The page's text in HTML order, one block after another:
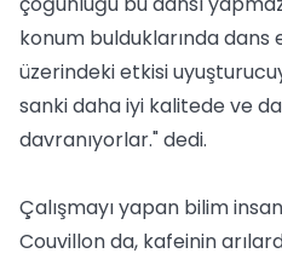
konum bulduklarında dans
üzerindeki etkisi
sanki daha iyi kalitede ve
davranıyorlar." dedi.
Çalışmayı yapan bilim
Couvillon da, kafeinin